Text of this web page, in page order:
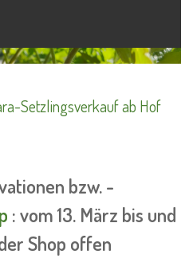
Setzlingsverkauf ab Hof
bzw. -
: vom 13. März bis und
Shop offen